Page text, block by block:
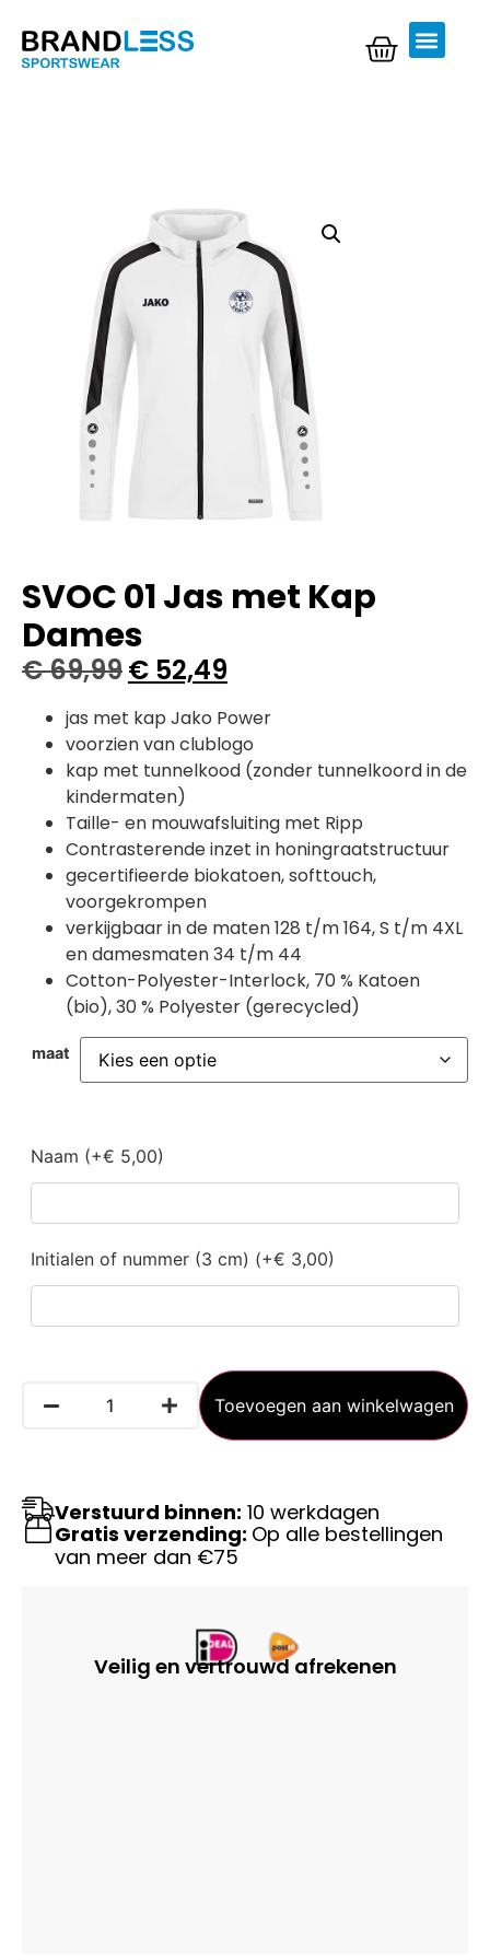
SVOC 01 Jas met Kap
Dames
€69,99€ 52,49
jas met kap Jako Power
voorzien van clublogo
kap met tunnelkood (zonder tunnelkoord in de
kindermaten)
Taille- en mouwafsluiting met Ripp
Contrasterende inzet in honingraatstructuur
gecertifieerde biokatoen, softtouch,
voorgekrompen
verkijgbaar in de maten 128 t/m 164, S t/m 4XL
en damesmaten 34 t/m 44
Cotton-Polyester-Interlock, 70 % Katoen
(bio), 30 % Polyester (gerecycled)
maat
Naam (+€ 5,00)
Initialen of nummer (3 cm) (+€ 3,00)
Toevoegen aan winkelwagen
Verstuurd binnen: 10 werkdagen
Gratis verzending: Op alle bestellingen
van meer dan €75
Veilig en vertrouwd afrekenen